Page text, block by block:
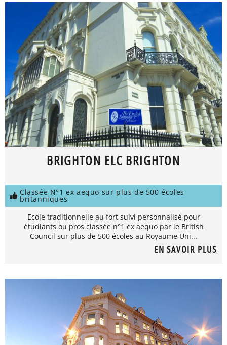
BRIGHTON ELC BRIGHTON
Classée N°1 ex aequo sur plus de 500 écoles
britanniques
Ecole traditionnelle au fort suivi personnalisé pour
étudiants ou pros classée n°1 ex aequo par le British
Council sur plus de 500 écoles au Royaume Uni...
EN SAVOIR PLUS